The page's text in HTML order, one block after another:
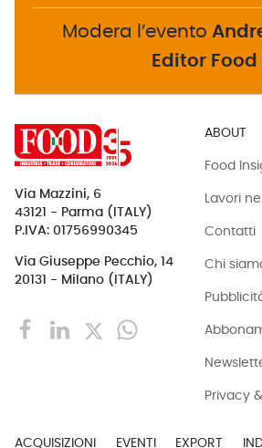
Modera l’evento
Editor Food
Via Mazzini, 6
43121 - Parma (ITALY)
P.IVA: 01756990345
Via Giuseppe Pecchio, 14
20131 - Milano (ITALY)
ABOUT
Food
Lavori
Contatti
Chi
Privacy
ACQUISIZIONI EVENTI EXPORT